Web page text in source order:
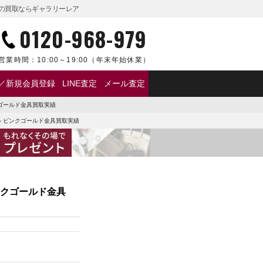
買取ならギャラリーレア
0120-968-979
業時間： 10:00～19:00 （年末年始休業）
新規会員登録 LINE査定 メール査定
ールド金具買取実績
ピンクゴールド金具買取実績
ゴールド金具